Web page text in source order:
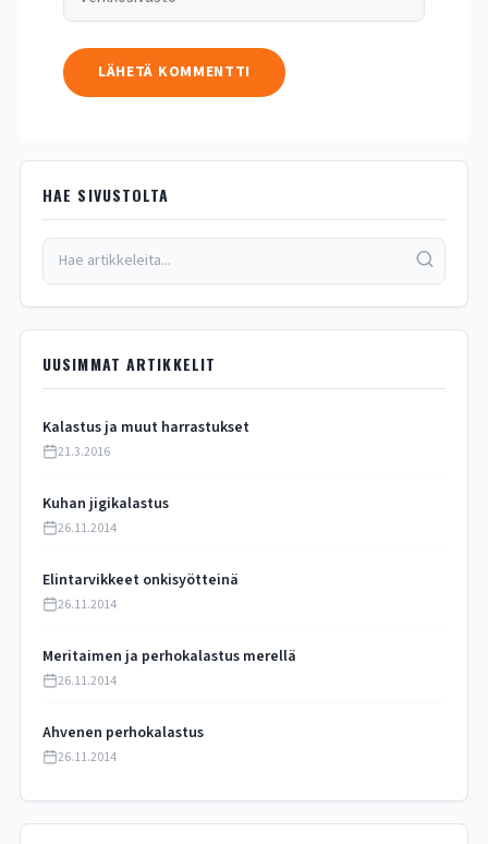
HAE SIVUSTOLTA
UUSIMMAT ARTIKKELIT
Kalastus ja muut harrastukset
21.3.2016
Kuhan jigikalastus
26.11.2014
Elintarvikkeet onkisyötteinä
26.11.2014
Meritaimen ja perhokalastus merellä
26.11.2014
Ahvenen perhokalastus
26.11.2014